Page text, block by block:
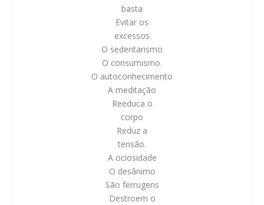
basta
Evitar os
excessos
O sedentarismo
O consumismo.
O autoconhecimento
A meditação
Reeduca o
corpo
Reduz a
tensão.
A ociosidade
O desânimo
São ferrugens
Destroem o